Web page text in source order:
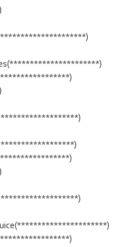
juice(**********************)